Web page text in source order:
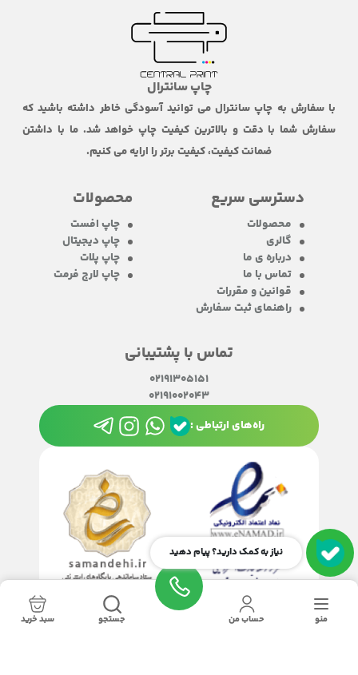
چاپ سانترال
با سفارش به چاپ سانترال می توانید آسودگی خاطر داشته باشید که
سفارش شما با دقت و بالاترین کیفیت چاپ خواهد شد. ما با داشتن
ضمانت کیفیت، کیفیت برتر را ارایه می کنیم.
دسترسی سریع
محصولات
گالری
درباره ی ما
تماس با ما
قوانین و مقررات
راهنمای ثبت سفارش
محصولات
چاپ افست
چاپ دیجیتال
چاپ پلات
چاپ لارج فرمت
تماس با پشتیبانی
02191305151
02191002043
راه‌های ارتباطی :
نیاز به کمک دارید؟ پیام دهید
منو حساب من جستجو سبد خرید